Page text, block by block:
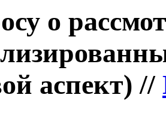
о
аспект) //